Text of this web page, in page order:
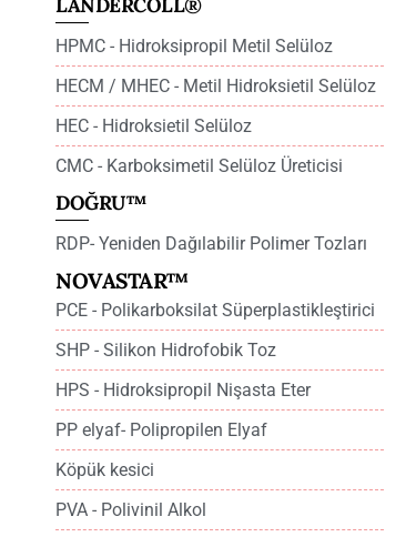
HPMC - Hidroksipropil Metil Selüloz
HECM / MHEC - Metil Hidroksietil Selüloz
HEC - Hidroksietil Selüloz
CMC - Karboksimetil Selüloz Üreticisi
DOĞRU™
RDP- Yeniden Dağılabilir Polimer Tozları
NOVASTAR™
PCE - Polikarboksilat Süperplastikleştirici
SHP - Silikon Hidrofobik Toz
HPS - Hidroksipropil Nişasta Eter
PP elyaf- Polipropilen Elyaf
Köpük kesici
PVA - Polivinil Alkol